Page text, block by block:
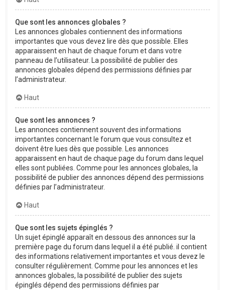
Que sont les annonces globales ?
Les annonces globales contiennent des informations
importantes que vous devez lire dès que possible. Elles
apparaissent en haut de chaque forum et dans votre
panneau de l’utilisateur. La possibilité de publier des
annonces globales dépend des permissions définies par
l’administrateur.
Haut
Que sont les annonces ?
Les annonces contiennent souvent des informations
importantes concernant le forum que vous consultez et
doivent être lues dès que possible. Les annonces
apparaissent en haut de chaque page du forum dans lequel
elles sont publiées. Comme pour les annonces globales, la
possibilité de publier des annonces dépend des permissions
définies par l’administrateur.
Haut
Que sont les sujets épinglés ?
Un sujet épinglé apparaît en dessous des annonces sur la
première page du forum dans lequel il a été publié. il contient
des informations relativement importantes et vous devez le
consulter régulièrement. Comme pour les annonces et les
annonces globales, la possibilité de publier des sujets
épinglés dépend des permissions définies par